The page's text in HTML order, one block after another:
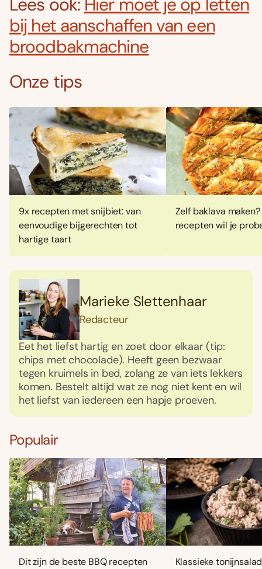
bij het aanschaffen van een
broodbakmachine
Onze tips
9x recepten met snijbiet: van
eenvoudige bijgerechten tot
hartige taart
Zelf baklava
recepten wil je
Marieke Slettenhaar
Redacteur
Eet het liefst hartig en zoet door elkaar (tip:
chips met chocolade). Heeft geen bezwaar
tegen kruimels in bed, zolang ze van iets lekkers
komen. Bestelt altijd wat ze nog niet kent en wil
het liefst van iedereen een hapje proeven.
Populair
Dit zijn de beste BBQ recepten
Klassieke